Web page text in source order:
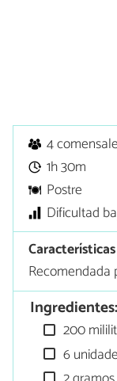
4
1h 30m
Postre
Dificultad
Recomendada
Ingredientes:
200
6